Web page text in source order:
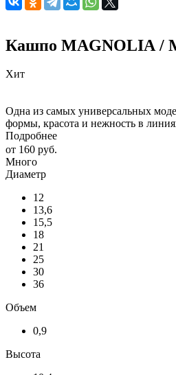
Кашпо MAGNOLIА
Хит
Одна из самых универсальных
формы, красота и нежность в
Подробнее
от 160 руб.
Много
Диаметр
12
13,6
15,5
18
21
25
30
36
Объем
0,9
Высота